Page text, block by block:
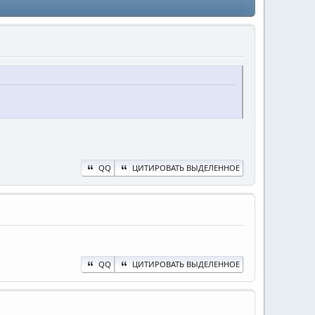
QQ ЦИТИРОВАТЬ ВЫДЕЛЕННОЕ
QQ ЦИТИРОВАТЬ ВЫДЕЛЕННОЕ